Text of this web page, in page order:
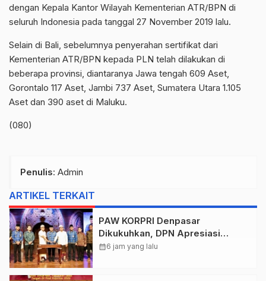
dengan Kepala Kantor Wilayah Kementerian ATR/BPN di
seluruh Indonesia pada tanggal 27 November 2019 lalu.
Selain di Bali, sebelumnya penyerahan sertifikat dari
Kementerian ATR/BPN kepada PLN telah dilakukan di
beberapa provinsi, diantaranya Jawa tengah 609 Aset,
Gorontalo 117 Aset, Jambi 737 Aset, Sumatera Utara 1.105
Aset dan 390 aset di Maluku.
(080)
Penulis: Admin
ARTIKEL TERKAIT
PAW KORPRI Denpasar
Dikukuhkan, DPN Apresiasi
“Sembagi Arutala” untuk Lindungi
calendar_month6 jam yang lalu